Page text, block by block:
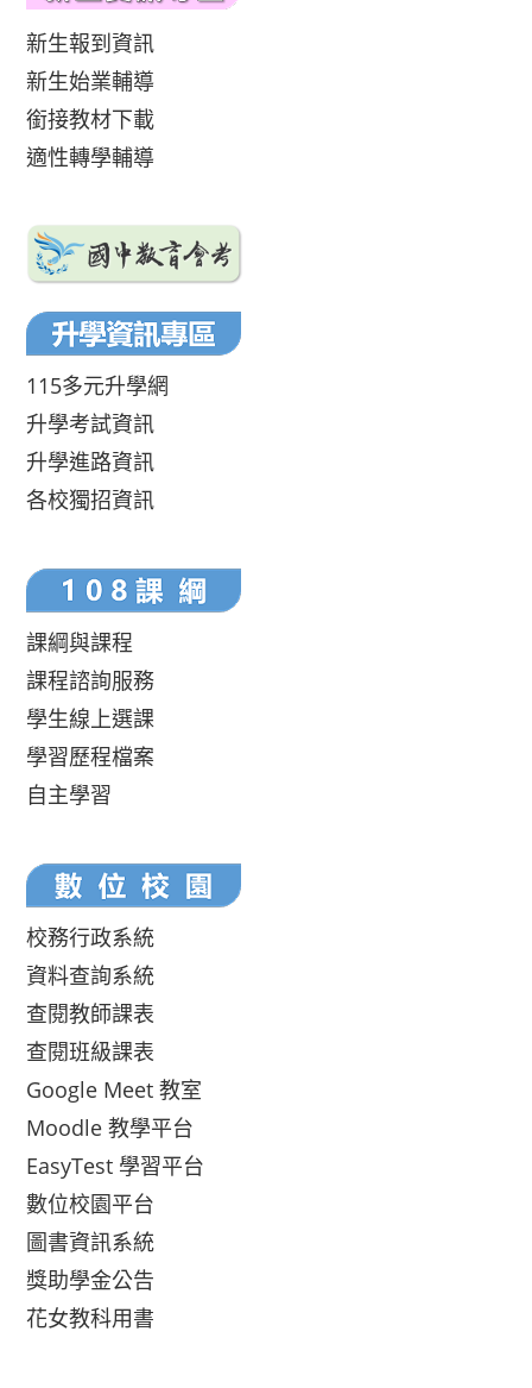
新生報到資訊
新生始業輔導
銜接教材下載
適性轉學輔導
115多元升學網
升學考試資訊
升學進路資訊
各校獨招資訊
課綱與課程
課程諮詢服務
學生線上選課
學習歷程檔案
自主學習
校務行政系統
資料查詢系統
查閱教師課表
查閱班級課表
Google Meet 教室
Moodle 教學平台
EasyTest 學習平台
數位校園平台
圖書資訊系統
獎助學金公告
花女教科用書